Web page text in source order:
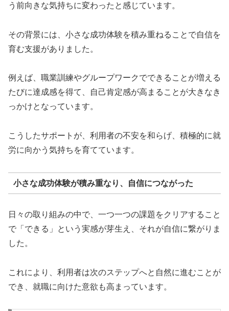
う前向きな気持ちに変わったと感じています。
その背景には、小さな成功体験を積み重ねることで自信を
育む支援がありました。
例えば、職業訓練やグループワークでできることが増える
たびに達成感を得て、自己肯定感が高まることが大きなき
っかけとなっています。
こうしたサポートが、利用者の不安を和らげ、積極的に就
労に向かう気持ちを育てています。
小さな成功体験が積み重なり、自信につながった
日々の取り組みの中で、一つ一つの課題をクリアすること
で「できる」という実感が芽生え、それが自信に繋がりま
した。
これにより、利用者は次のステップへと自然に進むことが
でき、就職に向けた意欲も高まっています。